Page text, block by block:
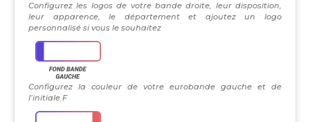
Configurez les logos de votre bande droite, leur disposition,
leur apparence, le département et ajoutez un logo
personnalisé si vous le souhaitez
Configurez la couleur de votre eurobande gauche et de
l’initiale F